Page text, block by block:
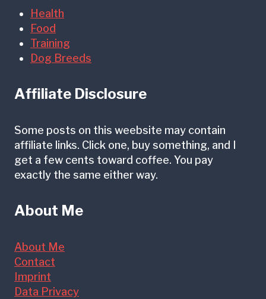
Health
Food
Training
Dog Breeds
Affiliate Disclosure
Some posts on this weebsite may contain
affiliate links. Click one, buy something, and I
get a few cents toward coffee. You pay
exactly the same either way.
About Me
About Me
Contact
Imprint
Data Privacy